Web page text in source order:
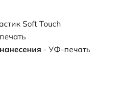
Soft Touch
- УФ-печать